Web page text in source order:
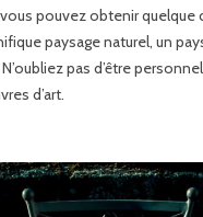
pouvez obtenir quelque
paysage naturel, un
pas d’être
d’art.